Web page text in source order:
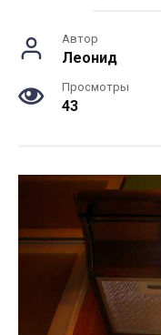
Автор
Леонид
Просмотры
43